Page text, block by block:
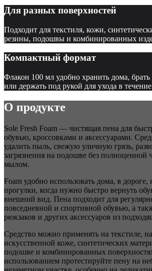
Для разных поверхностей
Подходит для текстиля, кожи,
резины, подошвы и комбинированных
Компактный формат
Флакон 100 мл удобно хранить дома, брать
или держать под рукой для ухода в
О продукте
Sole Fresh Foam — чистящая пена для
обувью, кроссовками и аксессуарами.
удалить пыль, свежую уличную грязь,
загрязнения на подошве без полноценной
мылом.
Foam удобно использовать дома, в дороге,
прогулки, когда нужно быстро вернуть
внешний вид. Пена подходит для
повседневной и спортивной обувью, а
рюкзаков и других аксессуаров из
Средство можно применять на текстиле,
искусственной коже, синтетических
подошве и комбинированных
использованием протестируйте пену на